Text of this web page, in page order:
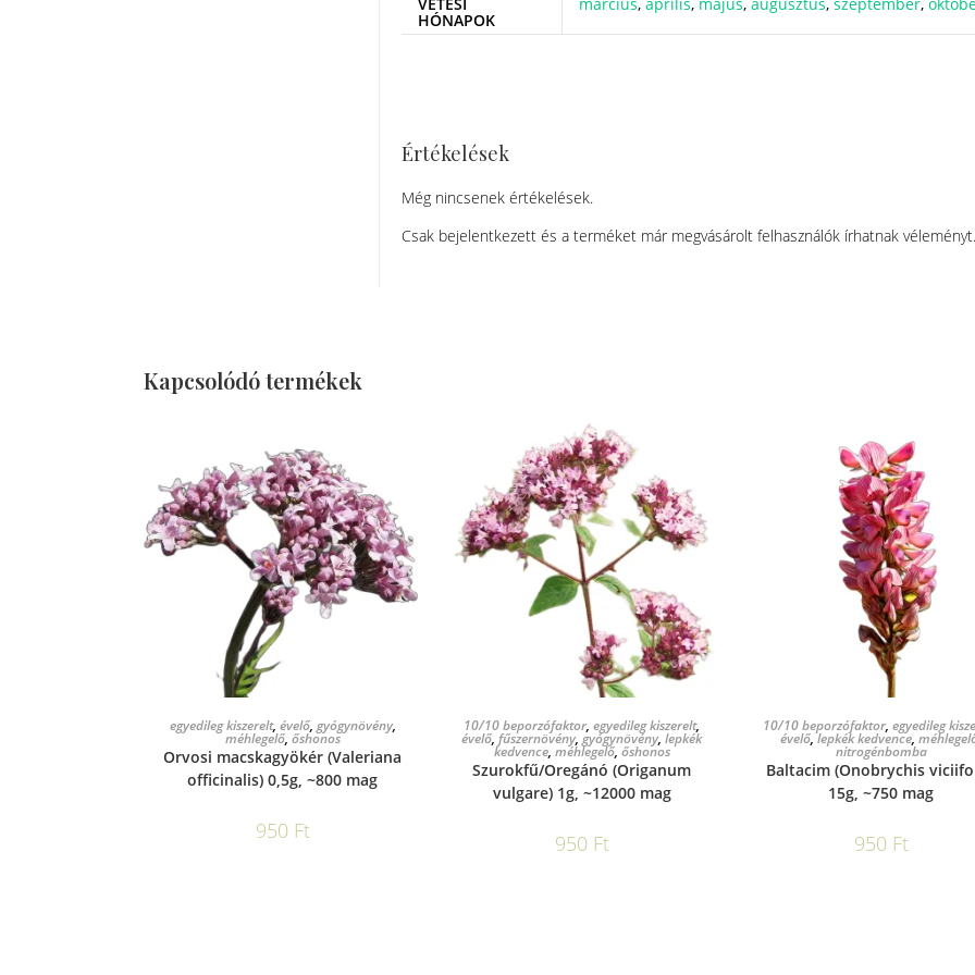
HÓNAPOK
Értékelések
Még nincsenek értékelések.
Csak bejelentkezett és a terméket már megvásárolt felhasználók írhatnak véleményt.
Kapcsolódó termékek
KOSÁRBA TESZEM
egyedileg kiszerelt, évelő, gyógynövény,
méhlegelő, őshonos
Orvosi macskagyökér (Valeriana
officinalis) 0,5g, ~800 mag
950 Ft
KOSÁRBA TESZEM
10/10 beporzófaktor, egyedileg kiszerelt,
évelő, fűszernövény, gyógynövény, lepkék
kedvence, méhlegelő, őshonos
Szurokfű/Oregánó (Origanum
vulgare) 1g, ~12000 mag
950 Ft
KOSÁRBA TESZEM
10/10 beporzófaktor, egyedileg
évelő,lepkék kedvence,
nitrogénbomba
Baltacim (Onobrychis
15g, ~750 mag
950 Ft